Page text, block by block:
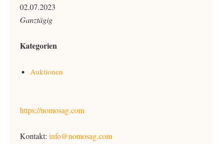
02.07.2023
Ganztägig
Kategorien
Auktionen
https://nomosag.com
Kontakt: info@nomosag.com